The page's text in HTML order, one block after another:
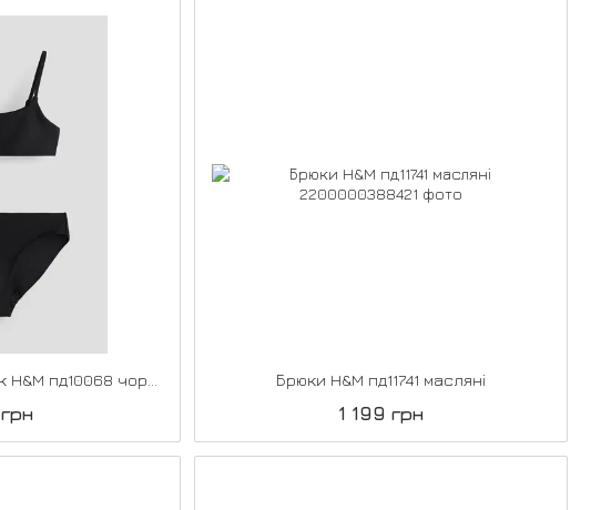
Брюки H&M пд11741 масляні
1 199 грн